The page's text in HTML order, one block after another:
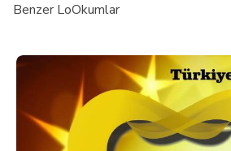
Benzer LoOkumlar